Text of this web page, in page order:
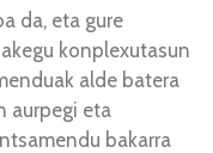
da, eta gure
konplexutasun
alde batera
aurpegi eta
bakarra